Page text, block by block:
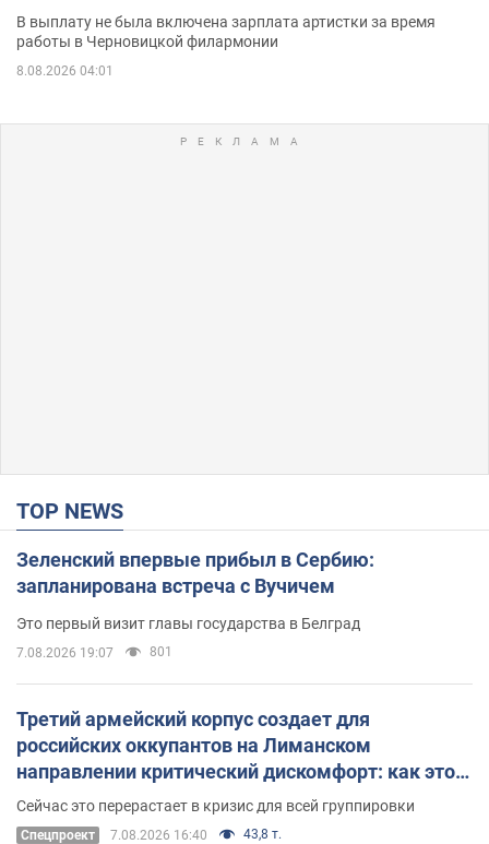
В выплату не была включена зарплата артистки за время
работы в Черновицкой филармонии
8.08.2026 04:01
TOP NEWS
Зеленский впервые прибыл в Сербию:
запланирована встреча с Вучичем
Это первый визит главы государства в Белград
7.08.2026 19:07 801
Третий армейский корпус создает для
российских оккупантов на Лиманском
направлении критический дискомфорт: как это
удалось
Сейчас это перерастает в кризис для всей группировки
Спецпроект 7.08.2026 16:40 43,8 т.